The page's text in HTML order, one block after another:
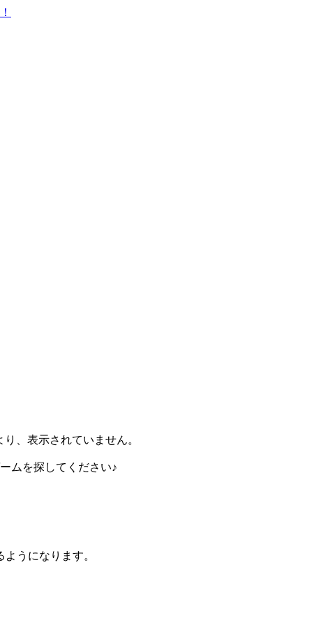
、表示されていません。
ムを探してください♪
うになります。